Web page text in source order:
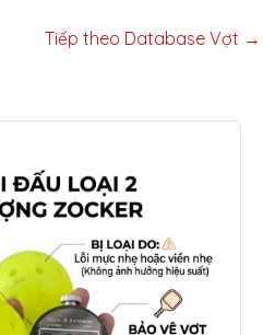
Tiếp theo Database Vợt →